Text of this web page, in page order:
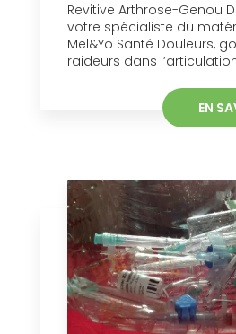
Revitive Arthrose-Genou
votre spécialiste du
Mel&Yo Santé Douleurs,
raideurs dans
EN